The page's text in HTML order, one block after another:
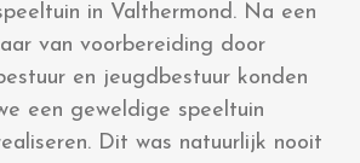
in Valthermond. Na een
van voorbereiding door
en jeugdbestuur konden
een geweldige speeltuin
Dit was natuurlijk nooit